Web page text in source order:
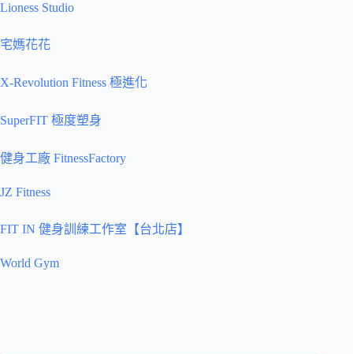
Lioness Studio
宅媽花花
X-Revolution Fitness 極進化
SuperFIT 極度塑身
健身工廠 FitnessFactory
JZ Fitness
FIT IN 健身訓練工作室【台北店】
World Gym